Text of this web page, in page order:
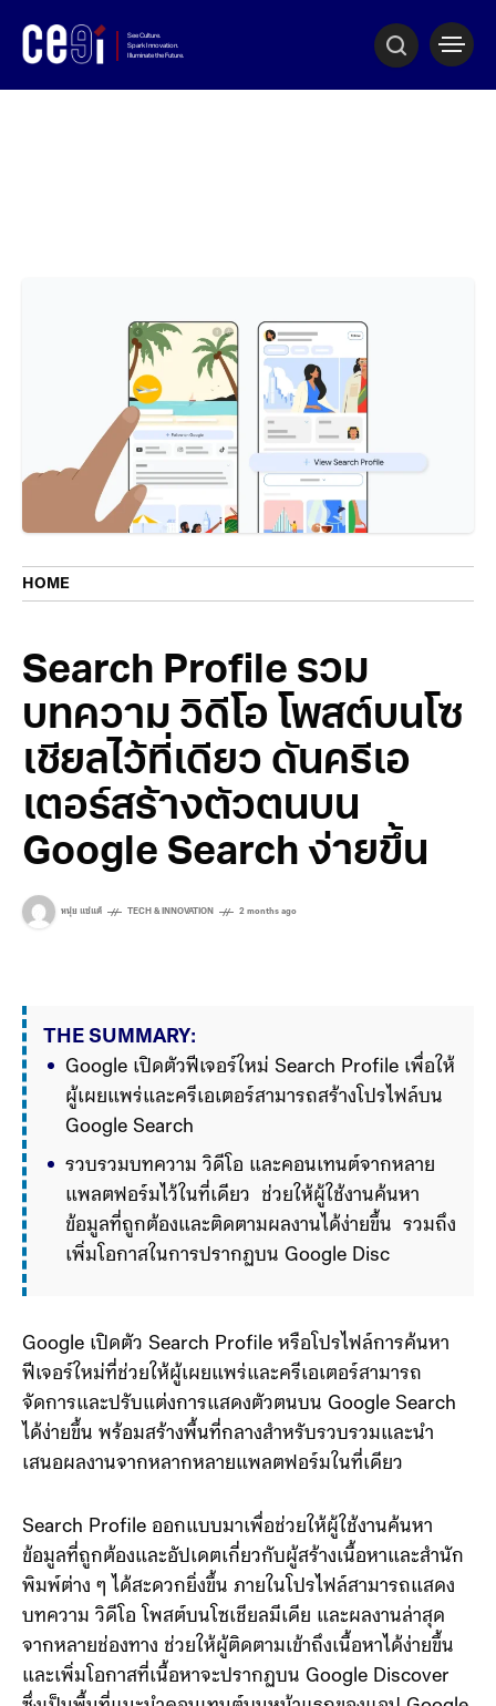
HOME
Search Profile รวม
บทความ วิดีโอ โพสต์บนโซ
เชียลไว้ที่เดียว ดันครีเอ
เตอร์สร้างตัวตนบน
Google Search ง่ายขึ้น
หนุ่ย แซ่แต้ TECH & INNOVATION 2 months ago
THE SUMMARY:
Google เปิดตัวฟีเจอร์ใหม่ Search Profile เพื่อให้
ผู้เผยแพร่และครีเอเตอร์สามารถสร้างโปรไฟล์บน
Google Search
รวบรวมบทความ วิดีโอ และคอนเทนต์จากหลาย
แพลตฟอร์มไว้ในที่เดียว  ช่วยให้ผู้ใช้งานค้นหา
ข้อมูลที่ถูกต้องและติดตามผลงานได้ง่ายขึ้น  รวมถึง
เพิ่มโอกาสในการปรากฏบน Google Discover
Google เปิดตัว Search Profile หรือโปรไฟล์การค้นหา
ฟีเจอร์ใหม่ที่ช่วยให้ผู้เผยแพร่และครีเอเตอร์สามารถ
จัดการและปรับแต่งการแสดงตัวตนบน Google Search
ได้ง่ายขึ้น พร้อมสร้างพื้นที่กลางสำหรับรวบรวมและนำ
Search Profile ออกแบบมาเพื่อช่วยให้ผู้ใช้งานค้นหา
ข้อมูลที่ถูกต้องและอัปเดตเกี่ยวกับผู้สร้างเนื้อหาและสำนัก
พิมพ์ต่าง ๆ ได้สะดวกยิ่งขึ้น ภายในโปรไฟล์สามารถแสดง
บทความ วิดีโอ โพสต์บนโซเชียลมีเดีย และผลงานล่าสุด
จากหลายช่องทาง ช่วยให้ผู้ติดตามเข้าถึงเนื้อหาได้ง่ายขึ้น